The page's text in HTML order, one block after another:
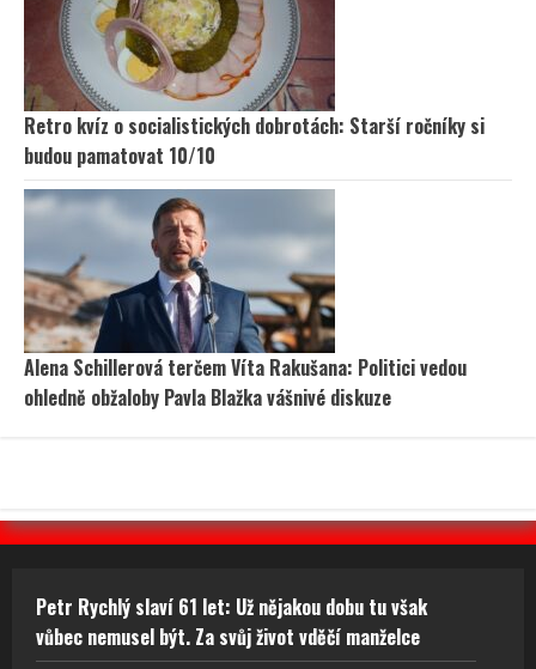
Retro kvíz o socialistických dobrotách: Starší ročníky si
budou pamatovat 10/10
Alena Schillerová terčem Víta Rakušana: Politici vedou
ohledně obžaloby Pavla Blažka vášnivé diskuze
Petr Rychlý slaví 61 let: Už nějakou dobu tu však
vůbec nemusel být. Za svůj život vděčí manželce